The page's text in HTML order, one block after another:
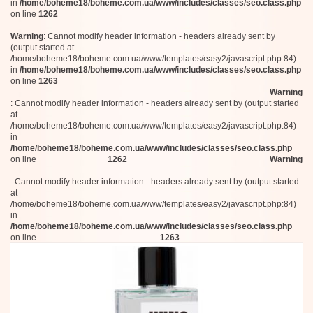
Alexandre.J
Aedes de Venustas
Maison Gabriella Chieffo
Memo
Evody Parfums
Ex Nihilo
Initio Parfums Prives
Orto Parisi
L'Artisan Parfumeur
Jardins d’Ecrivains
Pantheon Roma
The Merchant of Venice
100 мл
50 мл
100 мл
100 мл
100 мл
100 мл (Тестер)
100 мл
100 мл
50 мл
120 мл
in /home/boheme18/boheme.com.ua/www/includes/classes/seo.class.php
on line 1262
Warning: Cannot modify header information - headers already sent by
(output started at
/home/boheme18/boheme.com.ua/www/templates/easy2/javascript.php:84)
in /home/boheme18/boheme.com.ua/www/includes/classes/seo.class.php
on line 1263
Warning
: Cannot modify header information - headers already sent by (output started
at
/home/boheme18/boheme.com.ua/www/templates/easy2/javascript.php:84)
in
/home/boheme18/boheme.com.ua/www/includes/classes/seo.class.php
on line
1262 Warning
: Cannot modify header information - headers already sent by (output started
at
/home/boheme18/boheme.com.ua/www/templates/easy2/javascript.php:84)
in
/home/boheme18/boheme.com.ua/www/includes/classes/seo.class.php
on line
1263